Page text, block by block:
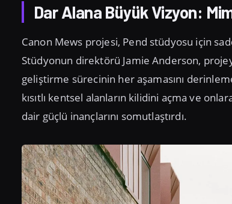
Dar Alana Büyük Vizyon:
Canon Mews projesi, Pend stüdyosu için
Stüdyonun direktörü Jamie Anderson,
geliştirme sürecinin her aşamasını
kısıtlı kentsel alanların kilidini açma ve
dair güçlü inançlarını somutlaştırdı.